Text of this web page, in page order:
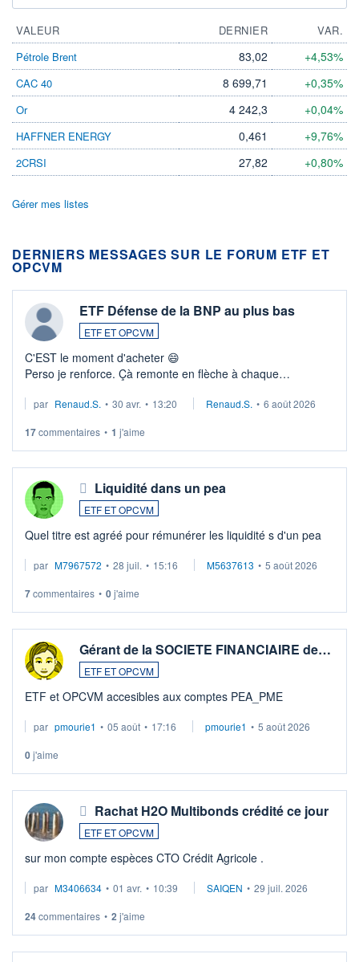
VALEUR DERNIER
VAR.
Pétrole Brent
83,02 +4,53%
CAC 40 8 699,71 +0,35%
Or 4 242,3 +0,04%
HAFFNER ENERGY 0,461 +9,76%
2CRSI 27,82 +0,80%
Gérer mes listes
DERNIERS MESSAGES SUR LE FORUM ETF ET
OPCVM
ETF Défense de la BNP au plus bas
ETF ET OPCVM
C'EST le moment d'acheter 😄​
Perso je renforce. Çà remonte en flèche à chaque
Investissement long terme tip top pour sa retraite.
par Renaud.S. • 30 avr. • 13:20 Renaud.S. • 6 août 2026
17commentaires • 1 j'aime
Liquidité dans un pea
ETF ET OPCVM
Quel titre est agréé pour rémunérer les liquidité s d'un pea
par M7967572 • 28 juil. • 15:16 M5637613 • 5 août 2026
7commentaires • 0j'aime
Gérant de la SOCIETE FINANCIAIRE de…
ETF ET OPCVM
ETF et OPCVM accesibles aux comptes PEA_PME
par pmourie1 • 05 août • 17:16 pmourie1 • 5 août 2026
0j'aime
Rachat H2O Multibonds crédité ce jour
ETF ET OPCVM
sur mon compte espèces CTO Crédit Agricole .
par M3406634 • 01 avr. • 10:39 SAIQEN • 29 juil. 2026
24commentaires • 2 j'aime